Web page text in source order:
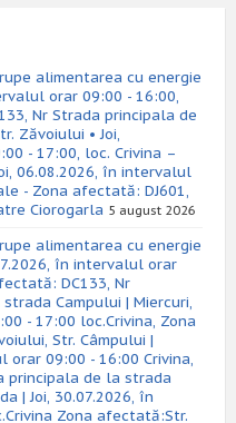
alimentarea cu energie
orar 09:00 - 16:00,
Nr Strada principala de
Zăvoiului • Joi,
- 17:00, loc. Crivina –
06.08.2026, în intervalul
- Zona afectată: DJ601,
Ciorogarla 5 august 2026
alimentarea cu energie
în intervalul orar
DC133, Nr
Campului | Miercuri,
- 17:00 loc.Crivina, Zona
Str. Câmpului |
orar 09:00 - 16:00 Crivina,
principala de la strada
| Joi, 30.07.2026, în
Zona afectată:Str.